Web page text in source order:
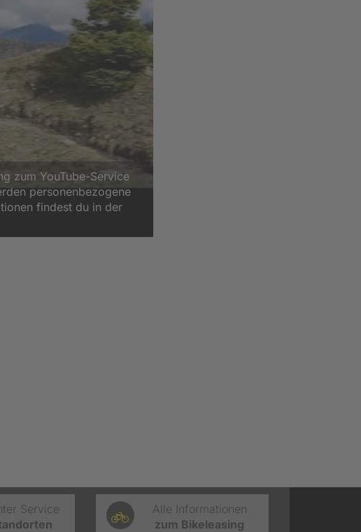
zum YouTube-Service
personenbezogene
findest du in der
Service
Alle Informationen
zum Bikeleasing